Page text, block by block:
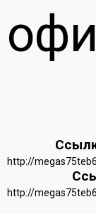
http://
http://